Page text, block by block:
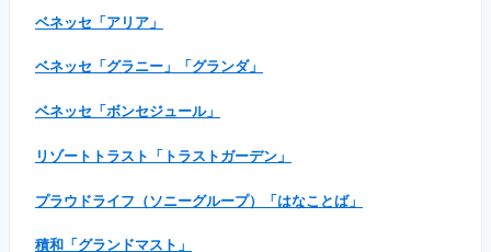
ベネッセ「アリア」
ベネッセ「グラニー」「グランダ」
ベネッセ「ボンセジュール」
リゾートトラスト「トラストガーデン」
プラウドライフ（ソニーグループ）「はなことば」
積和「グランドマスト」